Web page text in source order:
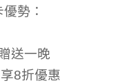
勢：
送一晚
8折優惠